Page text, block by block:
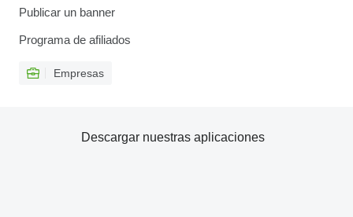
Publicar un banner
Programa de afiliados
Empresas
Descargar nuestras aplicaciones